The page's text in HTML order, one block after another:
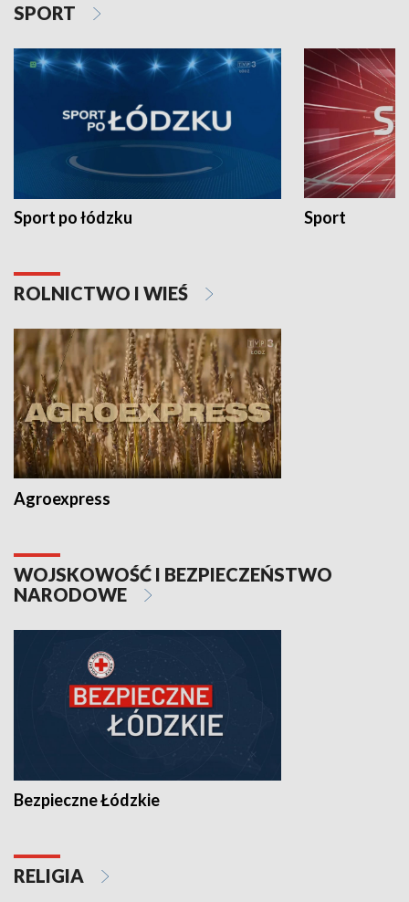
SPORT
Sport po łódzku Sport
ROLNICTWO I WIEŚ
Agroexpress
WOJSKOWOŚĆ I BEZPIECZEŃSTWO
NARODOWE
Bezpieczne Łódzkie
RELIGIA